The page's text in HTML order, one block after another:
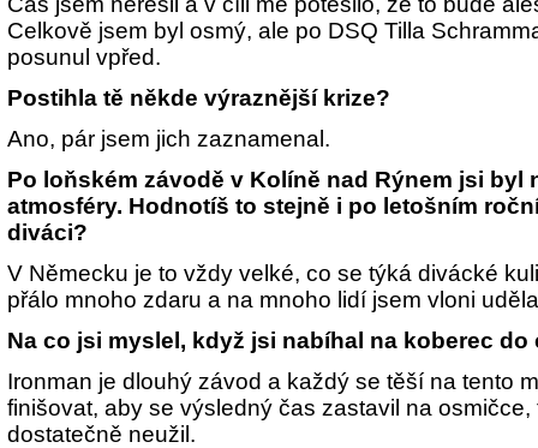
Celkově jsem byl osmý, ale po DSQ Tilla
posunul vpřed.
Postihla tě někde výraznější krize?
Ano, pár jsem jich zaznamenal.
Po loňském závodě v Kolíně nad Rýnem jsi byl
atmosféry. Hodnotíš to stejně i po letošním
diváci?
V Německu je to vždy velké, co se týká divácké
přálo mnoho zdaru a na mnoho lidí jsem vloni
Na co jsi myslel, když jsi nabíhal na koberec
Ironman je dlouhý závod a každý se těší na tento
finišovat, aby se výsledný čas zastavil na
dostatečně neužil.